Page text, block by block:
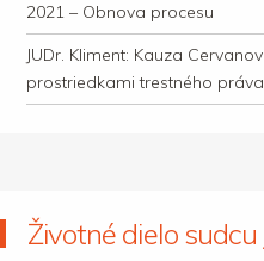
2021 – Obnova procesu
JUDr. Kliment: Kauza
prostriedkami trestného práva
Životné dielo